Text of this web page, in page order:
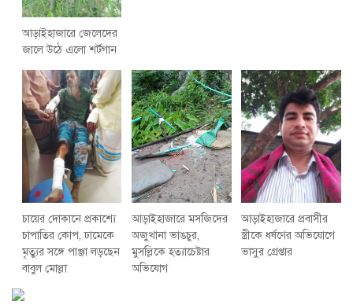
আড়াইহাজারে জেলেদের
জালে উঠে এলো শর্টগান
চায়ের দোকানে প্রকাশ্যে
চাপাতির কোপ, ঢামেকে
মৃত্যুর সঙ্গে পাঞ্জা লড়ছেন
বাবুল মোল্লা
আড়াইহাজারে মস‌জি‌দের
অজুখানা ভাঙচুর,
মুসল্লিকে হত্যাচেষ্টার
অভিযোগ
আড়াইহাজারে প্রবাসীর
স্ত্রীকে ধর্ষণের অভিযোগে
ভাসুর গ্রেপ্তার